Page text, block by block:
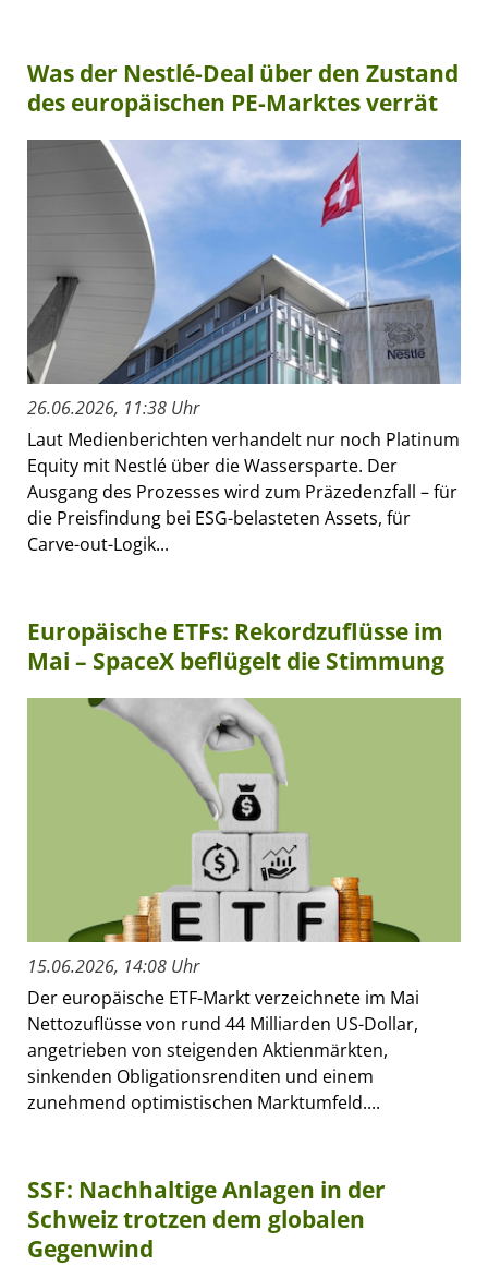
Was der Nestlé-Deal über den Zustand
des europäischen PE-Marktes verrät
26.06.2026, 11:38 Uhr
Laut Medienberichten verhandelt nur noch Platinum
Equity mit Nestlé über die Wassersparte. Der
Ausgang des Prozesses wird zum Präzedenzfall – für
die Preisfindung bei ESG-belasteten Assets, für
Carve-out-Logik...
Europäische ETFs: Rekordzuflüsse im
Mai – SpaceX beflügelt die Stimmung
15.06.2026, 14:08 Uhr
Der europäische ETF-Markt verzeichnete im Mai
Nettozuflüsse von rund 44 Milliarden US-Dollar,
angetrieben von steigenden Aktienmärkten,
sinkenden Obligationsrenditen und einem
zunehmend optimistischen Marktumfeld....
SSF: Nachhaltige Anlagen in der
Schweiz trotzen dem globalen
Gegenwind